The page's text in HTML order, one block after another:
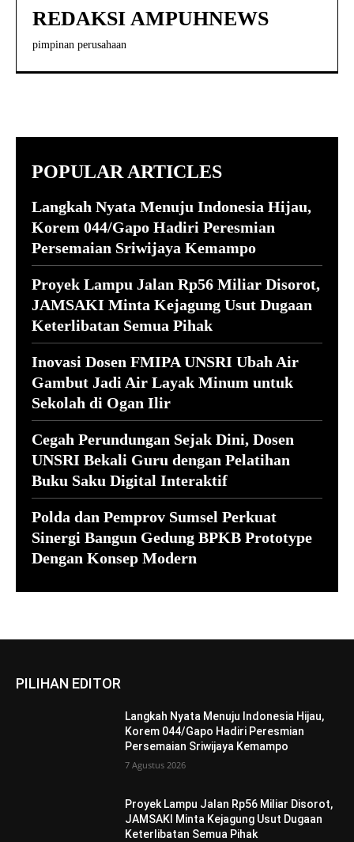
REDAKSI AMPUHNEWS
pimpinan perusahaan
POPULAR ARTICLES
Langkah Nyata Menuju Indonesia Hijau,
Korem 044/Gapo Hadiri Peresmian
Persemaian Sriwijaya Kemampo
Proyek Lampu Jalan Rp56 Miliar Disorot,
JAMSAKI Minta Kejagung Usut Dugaan
Keterlibatan Semua Pihak
Inovasi Dosen FMIPA UNSRI Ubah Air
Gambut Jadi Air Layak Minum untuk
Sekolah di Ogan Ilir
Cegah Perundungan Sejak Dini, Dosen
UNSRI Bekali Guru dengan Pelatihan
Buku Saku Digital Interaktif
Polda dan Pemprov Sumsel Perkuat
Sinergi Bangun Gedung BPKB Prototype
Dengan Konsep Modern
PILIHAN EDITOR
Langkah Nyata Menuju Indonesia Hijau,
Korem 044/Gapo Hadiri Peresmian
Persemaian Sriwijaya Kemampo
7 Agustus 2026
Proyek Lampu Jalan Rp56 Miliar Disorot,
JAMSAKI Minta Kejagung Usut Dugaan
Keterlibatan Semua Pihak